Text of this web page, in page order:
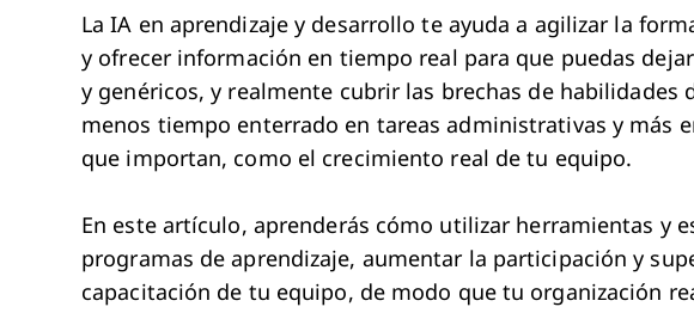
La IA en aprendizaje y desarrollo te ayuda a agilizar la
y ofrecer información en tiempo real para que puedas
y genéricos, y realmente cubrir las brechas de habilidades
menos tiempo enterrado en tareas administrativas y más
que importan, como el crecimiento real de tu equipo.
En este artículo, aprenderás cómo utilizar herramientas y
programas de aprendizaje, aumentar la participación y
capacitación de tu equipo, de modo que tu organización